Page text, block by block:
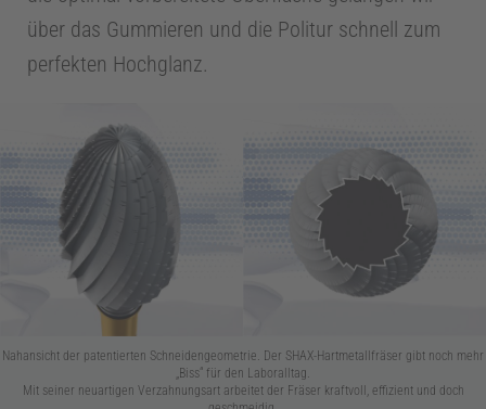
1
0
h
über das Gummieren und die Politur schnell zum
perfekten Hochglanz.
Nahansicht der patentierten Schneidengeometrie. Der SHAX-Hartmetallfräser gibt noch mehr
„Biss“ für den Laboralltag.
Mit seiner neuartigen Verzahnungsart arbeitet der Fräser kraftvoll, effizient und doch